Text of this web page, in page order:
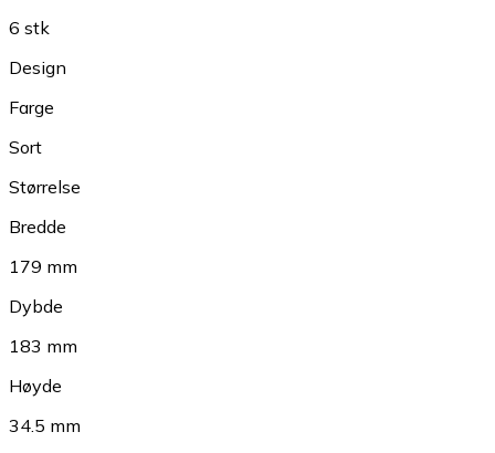
6 stk
Design
Farge
Sort
Størrelse
Bredde
179 mm
Dybde
183 mm
Høyde
34.5 mm